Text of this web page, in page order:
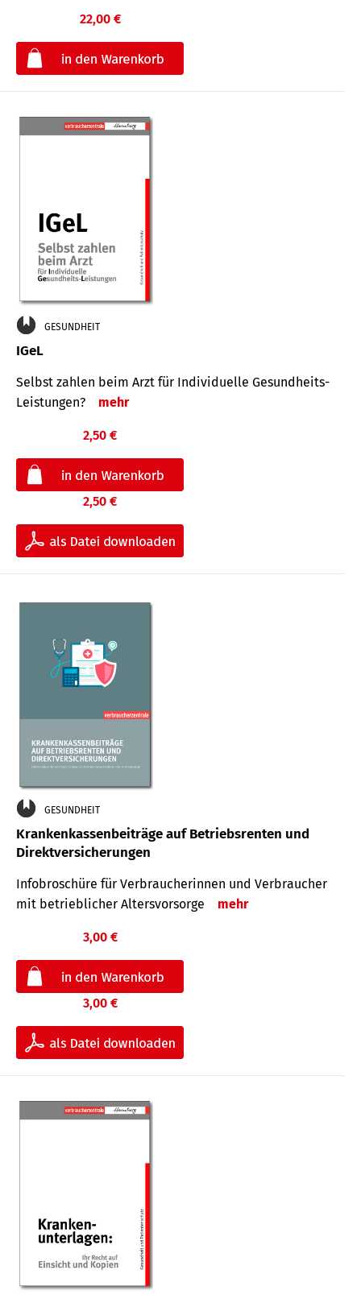
22,00 €
GESUNDHEIT
IGeL
Selbst zahlen beim Arzt für Indi­vidu­elle Gesund­heits-
Leis­tungen?
mehr
2,50 €
2,50 €
GESUNDHEIT
Krankenkassenbeiträge auf Betriebsrenten und
Direktversicherungen
Infobroschüre für Verbraucherinnen und Verbraucher
mit betrieblicher Altersvorsorge
mehr
3,00 €
3,00 €